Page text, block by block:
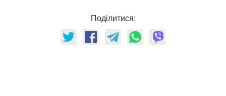
Поділитися: